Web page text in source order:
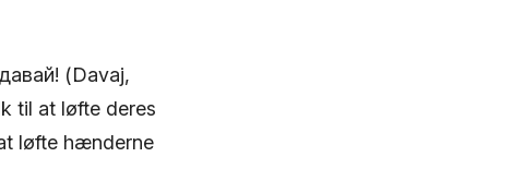
(Davaj,
til at løfte deres
løfte hænderne